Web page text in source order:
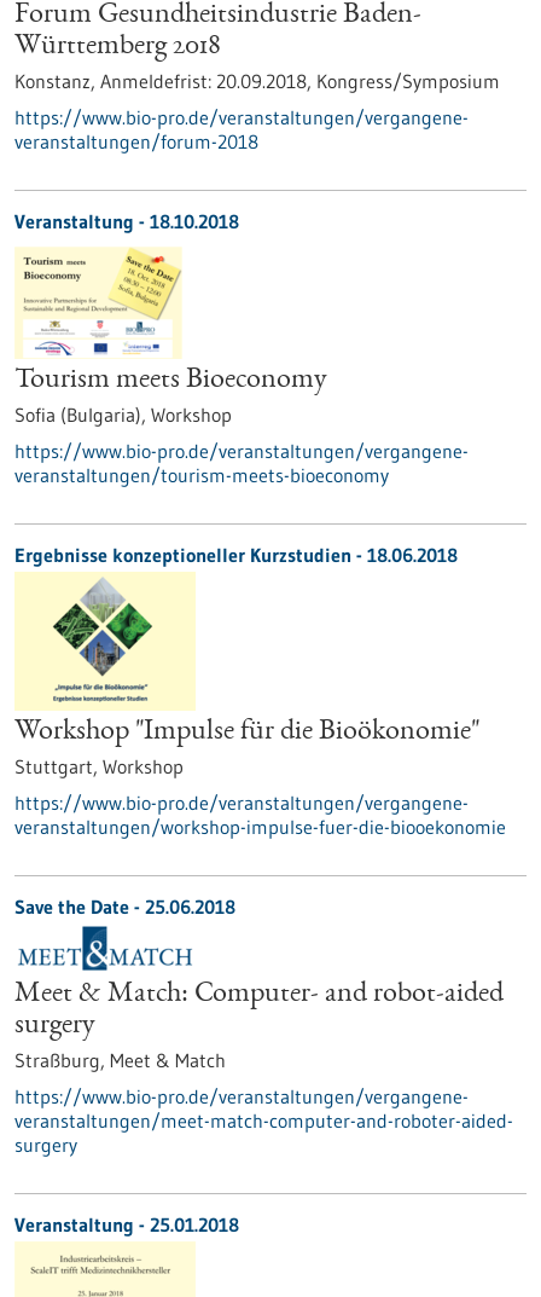
Forum Gesundheitsindustrie Baden-
Württemberg 2018
Konstanz, Anmeldefrist: 20.09.2018, Kongress/Symposium
https://www.bio-pro.de/veranstaltungen/vergangene-
veranstaltungen/forum-2018
Veranstaltung - 18.10.2018
Tourism meets Bioeconomy
Sofia (Bulgaria), Workshop
https://www.bio-pro.de/veranstaltungen/vergangene-
veranstaltungen/tourism-meets-bioeconomy
Ergebnisse konzeptioneller Kurzstudien - 18.06.2018
Workshop "Impulse für die Bioökonomie"
Stuttgart, Workshop
https://www.bio-pro.de/veranstaltungen/vergangene-
veranstaltungen/workshop-impulse-fuer-die-biooekonomie
Save the Date - 25.06.2018
Meet & Match: Computer- and robot-aided
surgery
Straßburg, Meet & Match
https://www.bio-pro.de/veranstaltungen/vergangene-
veranstaltungen/meet-match-computer-and-roboter-aided-
surgery
Veranstaltung - 25.01.2018